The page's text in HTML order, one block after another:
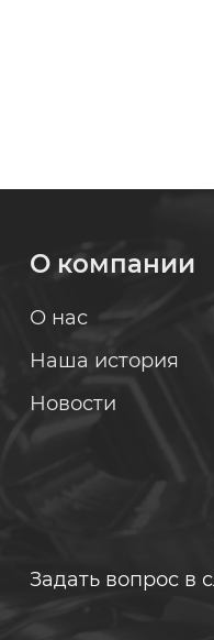
О компании
О нас
Наша история
Новости
Задать вопрос в